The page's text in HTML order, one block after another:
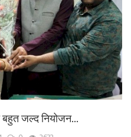
बहुत जल्द नियोजन...